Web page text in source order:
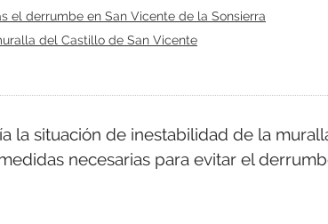
el derrumbe en San Vicente de la Sonsierra
del Castillo de San Vicente
la situación de inestabilidad de la
necesarias para evitar el